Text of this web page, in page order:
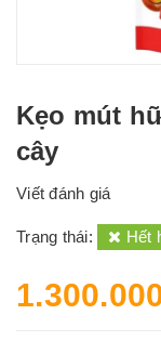
Kẹo mút
cây
Viết đánh giá
Trạng thái: Hết